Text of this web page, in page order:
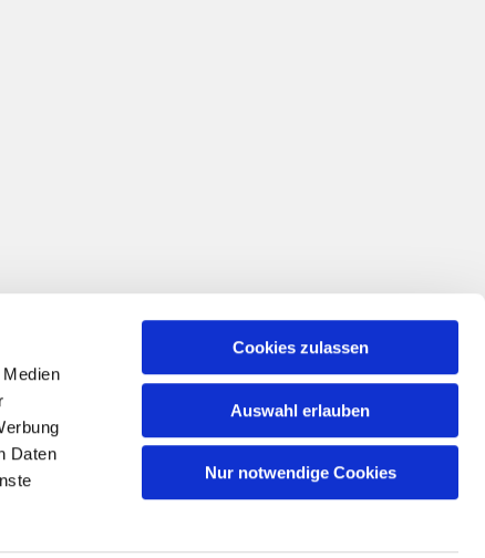
Daten
Cookies zulassen
Auswahl erlauben
Nur notwendige Cookies